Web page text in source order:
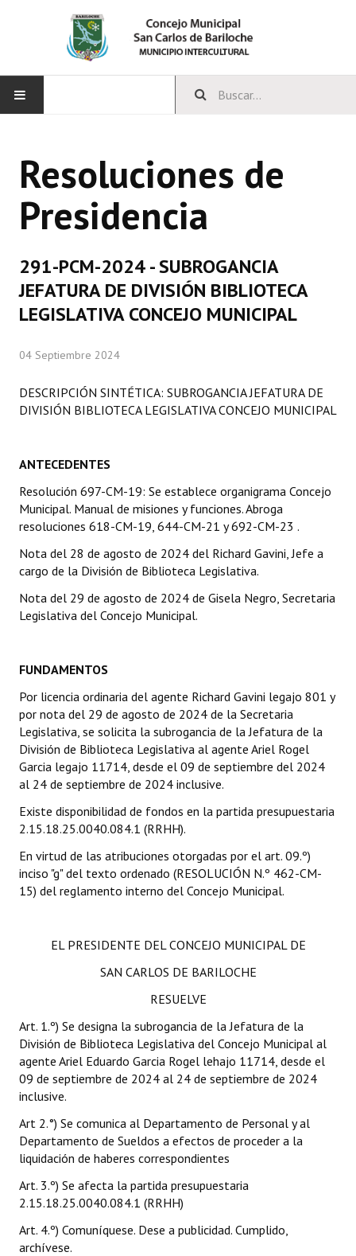
CONCEJO
Bloques Políticos
Comisiones Permanentes
Comisiones Especiales
LEGISLACIÓN
Carta Orgánica 2007
Digesto
Organigrama
Proyectos Presentados
Dictámenes Asesoría Letrada
Actas de Sesión
Informes de Unidad Coordinadora
Actas de Audiencias Públicas
Comunicaciones
Declaraciones
Resoluciones de Presidencia
INSTITUCIONAL
Antiguos Pobladores
Noticias Destacadas
Registros y Distinciones
Premio al Mérito - Registro
Resoluciones de
Presidencia
291-PCM-2024 - SUBROGANCIA
JEFATURA DE DIVISIÓN BIBLIOTECA
LEGISLATIVA CONCEJO MUNICIPAL
04 Septiembre 2024
DESCRIPCIÓN SINTÉTICA: SUBROGANCIA JEFATURA DE
DIVISIÓN BIBLIOTECA LEGISLATIVA CONCEJO MUNICIPAL
ANTECEDENTES
Resolución 697-CM-19: Se establece organigrama Concejo
Municipal. Manual de misiones y funciones. Abroga
resoluciones 618-CM-19, 644-CM-21 y 692-CM-23 .
Nota del 28 de agosto de 2024 del Richard Gavini, Jefe a
cargo de la División de Biblioteca Legislativa.
Nota del 29 de agosto de 2024 de Gisela Negro, Secretaria
Legislativa del Concejo Municipal.
FUNDAMENTOS
Por licencia ordinaria del agente Richard Gavini legajo 801 y
por nota del 29 de agosto de 2024 de la Secretaria
Legislativa, se solicita la subrogancia de la Jefatura de la
División de Biblioteca Legislativa al agente Ariel Rogel
Garcia legajo 11714, desde el 09 de septiembre del 2024
al 24 de septiembre de 2024 inclusive.
Existe disponibilidad de fondos en la partida presupuestaria
2.15.18.25.0040.084.1 (RRHH).
En virtud de las atribuciones otorgadas por el art. 09.º)
inciso "g" del texto ordenado (RESOLUCIÓN N.º 462-CM-
15) del reglamento interno del Concejo Municipal.
EL PRESIDENTE DEL CONCEJO MUNICIPAL DE
SAN CARLOS DE BARILOCHE
RESUELVE
Art. 1.º) Se designa la subrogancia de la Jefatura de la
División de Biblioteca Legislativa del Concejo Municipal al
agente Ariel Eduardo Garcia Rogel lehajo 11714, desde el
09 de septiembre de 2024 al 24 de septiembre de 2024
inclusive.
Art 2.°) Se comunica al Departamento de Personal y al
Departamento de Sueldos a efectos de proceder a la
liquidación de haberes correspondientes
Art. 3.º) Se afecta la partida presupuestaria
2.15.18.25.0040.084.1 (RRHH)
Art. 4.º) Comuníquese. Dese a publicidad. Cumplido,
archívese.